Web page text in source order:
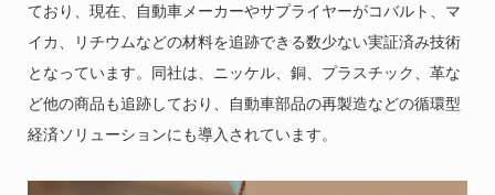
ており、現在、自動車メーカーやサプライヤーがコバルト、マ
イカ、リチウムなどの材料を追跡できる数少ない実証済み技術
となっています。同社は、ニッケル、銅、プラスチック、革な
ど他の商品も追跡しており、自動車部品の再製造などの循環型
経済ソリューションにも導入されています。